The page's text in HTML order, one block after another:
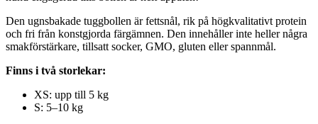
Den ugnsbakade tuggbollen är fettsnål, rik på högkvalitativt protein
och fri från konstgjorda färgämnen. Den innehåller inte heller några
smakförstärkare, tillsatt socker, GMO, gluten eller spannmål.
Finns i två storlekar:
XS: upp till 5 kg
S: 5–10 kg